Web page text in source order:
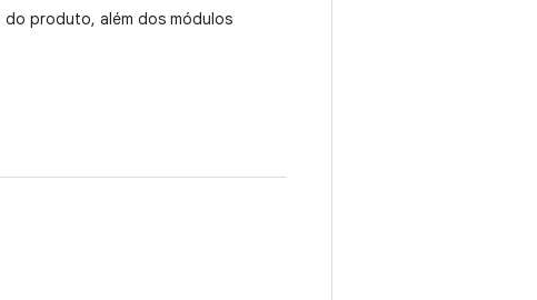
produto, além dos módulos